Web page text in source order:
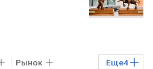
Еще4
Рынок